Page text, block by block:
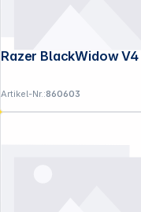
Artikel-Nr.:860603